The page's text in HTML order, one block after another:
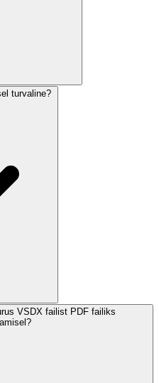
turvaline?
VSDX failist PDF failiks